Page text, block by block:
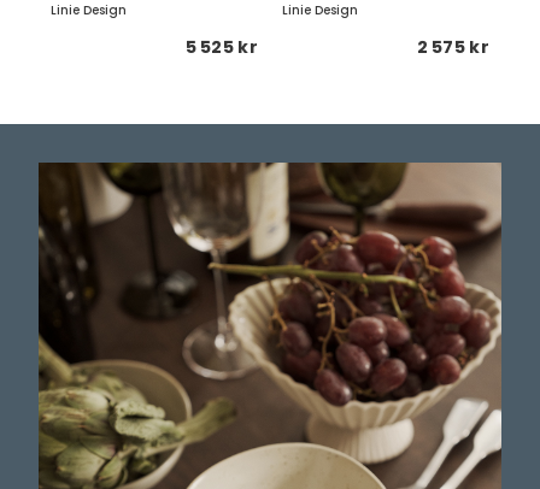
Linie Design
5 525 kr
Linie Design
2 575 kr